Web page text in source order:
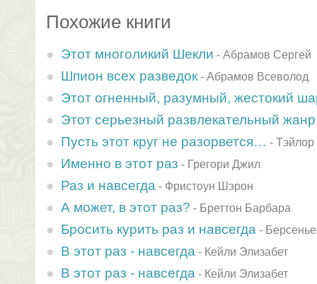
Похожие книги
Этот многоликий Шекли - Абрамов Сергей
Шпион всех разведок - Абрамов Всеволод
Этот огненный, разумный, жестокий
Этот серьезный развлекательный жанр
Пусть этот круг не разорвется… -
Именно в этот раз - Грегори Джил
Раз и навсегда - Фристоун Шэрон
А может, в этот раз? - Бреттон Барбара
Бросить курить раз и навсегда -
В этот раз - навсегда - Кейли Элизабет
В этот раз - навсегда - Кейли Элизабет